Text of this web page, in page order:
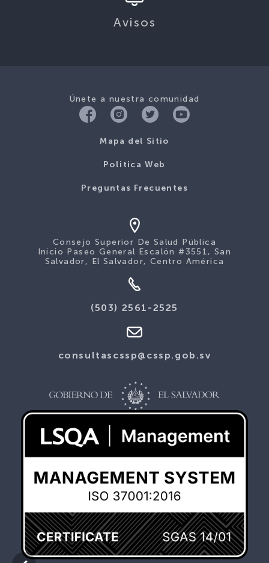
Avisos
Únete a nuestra comunidad
Mapa del Sitio
Politica Web
Preguntas Frecuentes
Consejo Superior De Salud Pública
Inicio Paseo General Escalón #3551, San
Salvador, El Salvador, Centro América
(503) 2561-2525
consultascssp@cssp.gob.sv